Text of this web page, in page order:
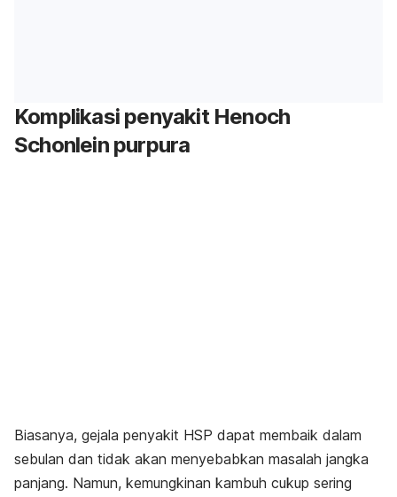
Komplikasi penyakit Henoch
Schonlein purpura
Biasanya, gejala penyakit HSP dapat membaik dalam
sebulan dan tidak akan menyebabkan masalah jangka
panjang. Namun, kemungkinan kambuh cukup sering